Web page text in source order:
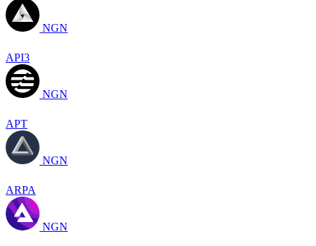
NGN
API3
NGN
APT
NGN
ARPA
NGN